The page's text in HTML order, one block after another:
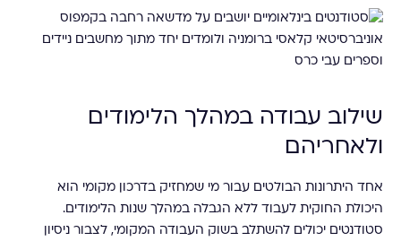
שילוב עבודה במהלך הלימודים
ולאחריהם
אחד היתרונות הבולטים עבור מי שמחזיק בדרכון מקומי הוא
היכולת החוקית לעבוד ללא הגבלה במהלך שנות הלימודים.
סטודנטים יכולים להשתלב בשוק העבודה המקומי, לצבור ניסיון